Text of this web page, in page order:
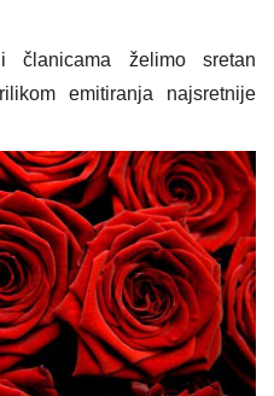
članicama želimo sretan
emitiranja najsretnije